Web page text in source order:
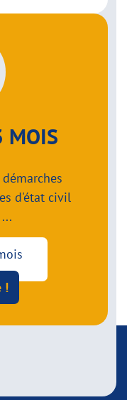
MOIS
d'état civil
!